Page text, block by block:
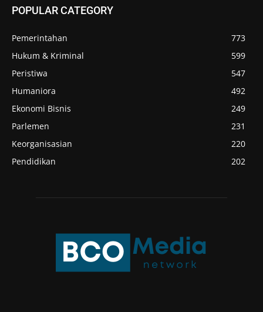
POPULAR CATEGORY
Pemerintahan
773
Hukum & Kriminal
599
Peristiwa
547
Humaniora
492
Ekonomi Bisnis
249
Parlemen
231
Keorganisasian
220
Pendidikan
202